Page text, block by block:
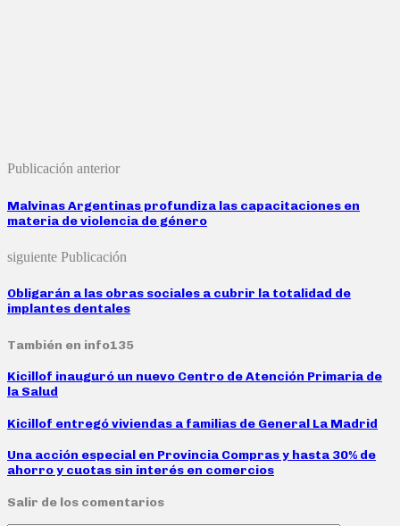
Publicación anterior
Malvinas Argentinas profundiza las capacitaciones en
materia de violencia de género
siguiente Publicación
Obligarán a las obras sociales a cubrir la totalidad de
implantes dentales
También en info135
Kicillof inauguró un nuevo Centro de Atención Primaria de
la Salud
Kicillof entregó viviendas a familias de General La Madrid
Una acción especial en Provincia Compras y hasta 30% de
ahorro y cuotas sin interés en comercios
Salir de los comentarios